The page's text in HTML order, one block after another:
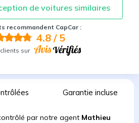
de voitures similaires
recommandent CapCar :
4.8/ 5
sur
Garantie incluse
par notre agent Mathieu